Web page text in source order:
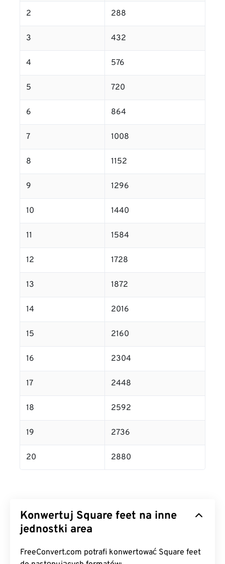
2 288
3 432
4 576
5 720
6 864
7 1008
8 1152
9 1296
10 1440
11 1584
12 1728
13 1872
14 2016
15 2160
16 2304
17 2448
18 2592
19 2736
20 2880
Konwertuj Square feet na inne
jednostki area
FreeConvert.com potrafi konwertować Square feet